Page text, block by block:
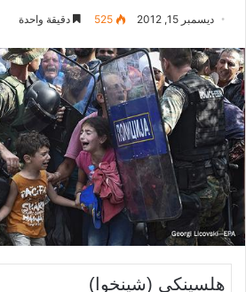
ديسمبر 15, 2012 525 دقيقة واحدة
هلسينكي (شينخوا)